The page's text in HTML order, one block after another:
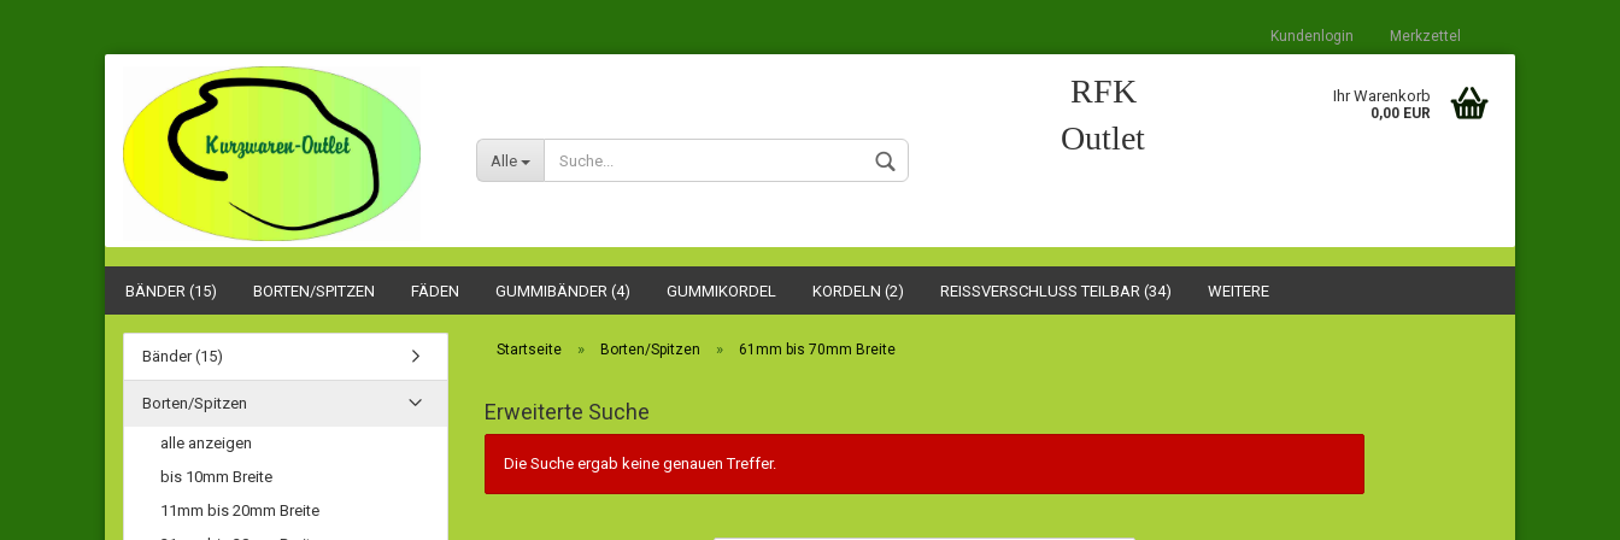
Kundenlogin Merkzettel
Alle
RFK
Outlet
Ihr Warenkorb
0,00 EUR
BÄNDER (15) BORTEN/SPITZEN FÄDEN GUMMIBÄNDER (4) GUMMIKORDEL KORDELN (2) REISSVERSCHLUSS TEILBAR (34) WEITERE
Startseite » Borten/Spitzen » 61mm bis 70mm Breite
Erweiterte Suche
Die Suche ergab keine genauen Treffer.
Bänder (15)
Borten/Spitzen
alle anzeigen
bis 10mm Breite
11mm bis 20mm Breite